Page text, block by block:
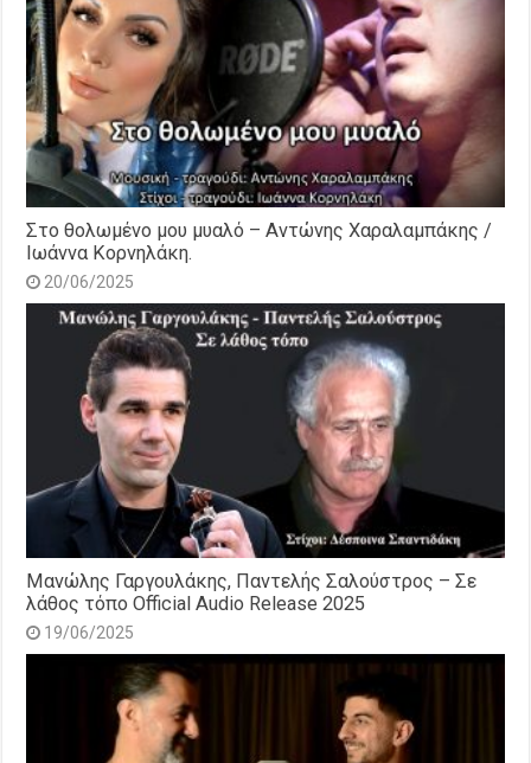
Στο θολωμένο μου μυαλό – Αντώνης Χαραλαμπάκης /
Ιωάννα Κορνηλάκη.
20/06/2025
Μανώλης Γαργουλάκης, Παντελής Σαλούστρος – Σε
λάθος τόπο Official Audio Release 2025
19/06/2025